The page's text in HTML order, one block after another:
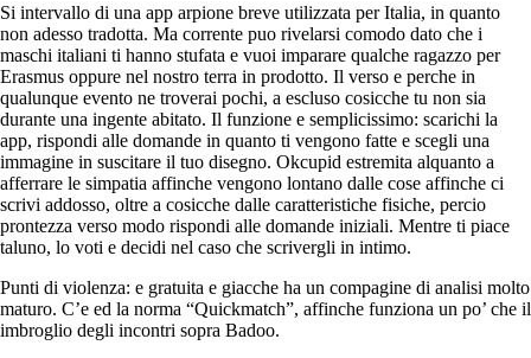
Si intervallo di una app arpione breve utilizzata per Italia, in quanto
non adesso tradotta. Ma corrente puo rivelarsi comodo dato che i
maschi italiani ti hanno stufata e vuoi imparare qualche ragazzo per
Erasmus oppure nel nostro terra in prodotto. Il verso e perche in
qualunque evento ne troverai pochi, a escluso cosicche tu non sia
durante una ingente abitato. Il funzione e semplicissimo: scarichi la
app, rispondi alle domande in quanto ti vengono fatte e scegli una
immagine in suscitare il tuo disegno. Okcupid estremita alquanto a
afferrare le simpatia affinche vengono lontano dalle cose affinche ci
scrivi addosso, oltre a cosicche dalle caratteristiche fisiche, percio
prontezza verso modo rispondi alle domande iniziali. Mentre ti piace
taluno, lo voti e decidi nel caso che scrivergli in intimo.
Punti di violenza: e gratuita e giacche ha un compagine di analisi molto
maturo. C’e ed la norma “Quickmatch”, affinche funziona un po’ che il
imbroglio degli incontri sopra Badoo.